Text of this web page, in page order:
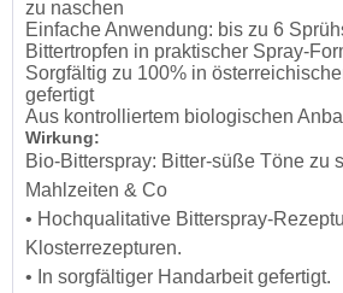
zu naschen
Einfache Anwendung: bis zu 6
Bittertropfen in praktischer Spray-
Sorgfältig zu 100% in
gefertigt
Aus kontrolliertem biologischen
Wirkung:
Bio-Bitterspray: Bitter-süße Töne zu
Mahlzeiten & Co
• Hochqualitative Bitterspray-
Klosterrezepturen.
• In sorgfältiger Handarbeit gefertigt.